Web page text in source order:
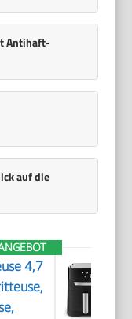
Antihaft-
auf die
4,7